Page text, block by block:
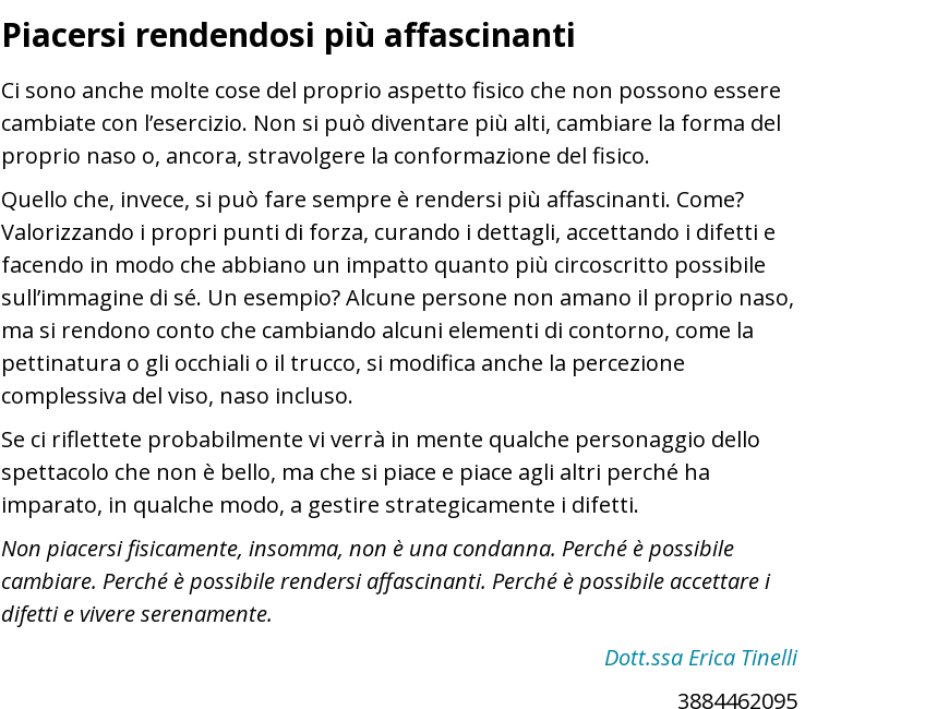
Piacersi rendendosi più affascinanti
Ci sono anche molte cose del proprio aspetto fisico che non possono essere
cambiate con l’esercizio. Non si può diventare più alti, cambiare la forma del
proprio naso o, ancora, stravolgere la conformazione del fisico.
Quello che, invece, si può fare sempre è rendersi più affascinanti. Come?
Valorizzando i propri punti di forza, curando i dettagli, accettando i difetti e
facendo in modo che abbiano un impatto quanto più circoscritto possibile
sull’immagine di sé. Un esempio? Alcune persone non amano il proprio naso,
ma si rendono conto che cambiando alcuni elementi di contorno, come la
pettinatura o gli occhiali o il trucco, si modifica anche la percezione
complessiva del viso, naso incluso.
Se ci riflettete probabilmente vi verrà in mente qualche personaggio dello
spettacolo che non è bello, ma che si piace e piace agli altri perché ha
imparato, in qualche modo, a gestire strategicamente i difetti.
Non piacersi fisicamente, insomma, non è una condanna. Perché è possibile
cambiare. Perché è possibile rendersi affascinanti. Perché è possibile accettare i
difetti e vivere serenamente.
Dott.ssa Erica Tinelli
3884462095